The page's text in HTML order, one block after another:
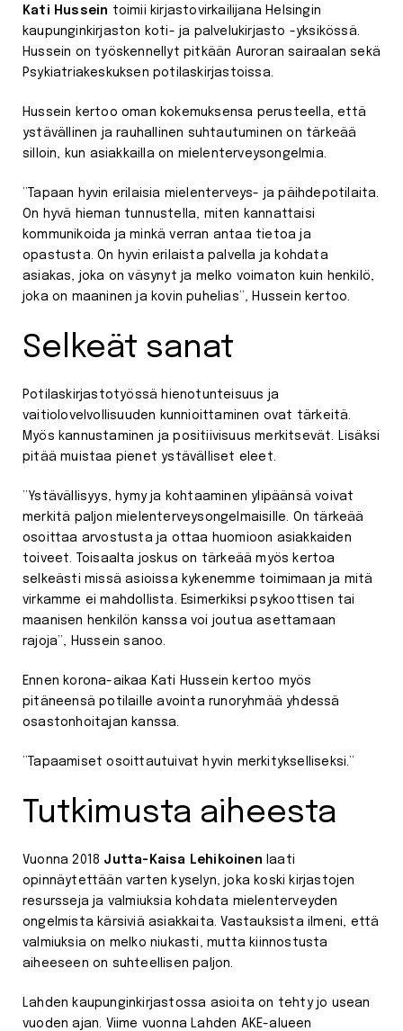
Kati Hussein toimii kirjastovirkailijana Helsingin
kaupunginkirjaston koti- ja palvelukirjasto -yksikössä.
Hussein on työskennellyt pitkään Auroran sairaalan sekä
Psykiatriakeskuksen potilaskirjastoissa.
Hussein kertoo oman kokemuksensa perusteella, että
ystävällinen ja rauhallinen suhtautuminen on tärkeää
silloin, kun asiakkailla on mielenterveysongelmia.
”Tapaan hyvin erilaisia mielenterveys- ja päihdepotilaita.
On hyvä hieman tunnustella, miten kannattaisi
kommunikoida ja minkä verran antaa tietoa ja
opastusta. On hyvin erilaista palvella ja kohdata
asiakas, joka on väsynyt ja melko voimaton kuin henkilö,
joka on maaninen ja kovin puhelias”, Hussein kertoo.
Selkeät sanat
Potilaskirjastotyössä hienotunteisuus ja
vaitiolovelvollisuuden kunnioittaminen ovat tärkeitä.
Myös kannustaminen ja positiivisuus merkitsevät. Lisäksi
pitää muistaa pienet ystävälliset eleet.
”Ystävällisyys, hymy ja kohtaaminen ylipäänsä voivat
merkitä paljon mielenterveysongelmaisille. On tärkeää
osoittaa arvostusta ja ottaa huomioon asiakkaiden
toiveet. Toisaalta joskus on tärkeää myös kertoa
selkeästi missä asioissa kykenemme toimimaan ja mitä
virkamme ei mahdollista. Esimerkiksi psykoottisen tai
maanisen henkilön kanssa voi joutua asettamaan
rajoja”, Hussein sanoo.
Ennen korona-aikaa Kati Hussein kertoo myös
pitäneensä potilaille avointa runoryhmää yhdessä
osastonhoitajan kanssa.
”Tapaamiset osoittautuivat hyvin merkitykselliseksi.”
Tutkimusta aiheesta
Vuonna 2018 Jutta-Kaisa Lehikoinen laati
opinnäytettään varten kyselyn, joka koski kirjastojen
resursseja ja valmiuksia kohdata mielenterveyden
ongelmista kärsiviä asiakkaita. Vastauksista ilmeni, että
valmiuksia on melko niukasti, mutta kiinnostusta
aiheeseen on suhteellisen paljon.
Lahden kaupunginkirjastossa asioita on tehty jo usean
vuoden ajan. Viime vuonna Lahden AKE-alueen